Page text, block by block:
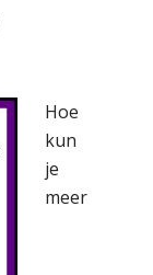
Hoe
kun
je
meer